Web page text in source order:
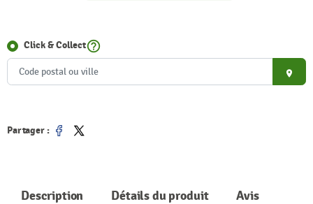
Click & Collecthelp_outline
place
Partager :
Partager
Tweet
Description Détails du produit Avis